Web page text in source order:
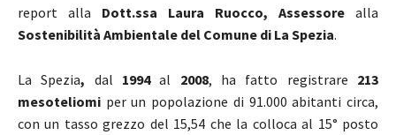
report alla Dott.ssa Laura Ruocco, Assessore alla
Sostenibilità Ambientale del Comune di La Spezia.
La Spezia, dal 1994al 2008, ha fatto registrare 213
mesoteliomi per un popolazione di 91.000 abitanti circa,
con un tasso grezzo del 15,54 che la colloca al 15° posto